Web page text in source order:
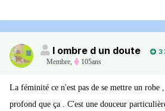
l ombre d un doute
3
Membre
105ans
La féminité ce n'est pas de se mettre un robe
profond que ça . C'est une douceur